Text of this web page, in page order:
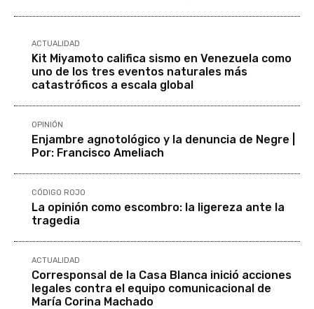
ACTUALIDAD
Kit Miyamoto califica sismo en Venezuela como
uno de los tres eventos naturales más
catastróficos a escala global
OPINIÓN
Enjambre agnotológico y la denuncia de Negre |
Por: Francisco Ameliach
CÓDIGO ROJO
La opinión como escombro: la ligereza ante la
tragedia
ACTUALIDAD
Corresponsal de la Casa Blanca inició acciones
legales contra el equipo comunicacional de
María Corina Machado